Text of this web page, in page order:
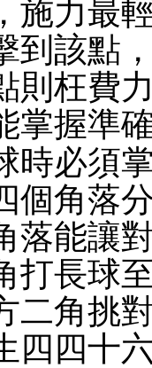
施力最
到該點
則枉費
掌握準
時必須
個角落
落能讓
打長球
二角挑
四四